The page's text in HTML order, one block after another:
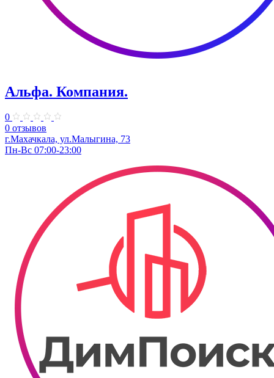
Альфа. ​Компания.
0
0 отзывов
г.Махачкала, ул.​Малыгина, 73
Пн-Вс 07:00-23:00